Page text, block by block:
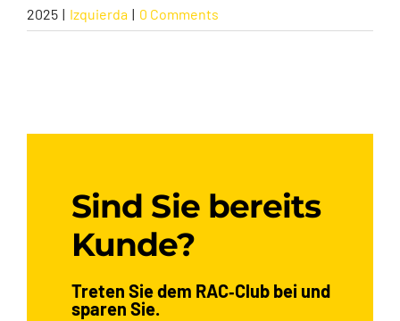
2025 | Izquierda | 0 Comments
Sind Sie bereits
Kunde?
Treten Sie dem RAC‑Club bei und
sparen Sie.